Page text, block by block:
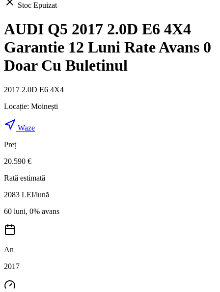
Stoc Epuizat
AUDI Q5 2017 2.0D E6 4X4
Garantie 12 Luni Rate Avans 0
Doar Cu Buletinul
2017 2.0D E6 4X4
Locație: Moinești
Waze
Preț
20.590 €
Rată estimată
2083 LEI/lună
60 luni, 0% avans
An
2017